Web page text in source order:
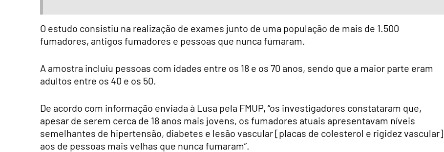
O estudo consistiu na realização de exames junto de uma população de mais de 1.500
fumadores, antigos fumadores e pessoas que nunca fumaram.
A amostra incluiu pessoas com idades entre os 18 e os 70 anos, sendo que a maior parte eram
adultos entre os 40 e os 50.
De acordo com informação enviada à Lusa pela FMUP, “os investigadores constataram que,
apesar de serem cerca de 18 anos mais jovens, os fumadores atuais apresentavam níveis
semelhantes de hipertensão, diabetes e lesão vascular [placas de colesterol e rigidez vascular]
aos de pessoas mais velhas que nunca fumaram”.